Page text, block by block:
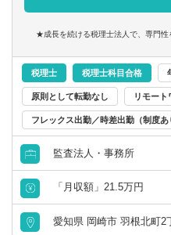
■税務チーム：20名
■20代～30代が多く、50
★成長を続ける税理士法人で、専門
税理士 税理士科目合格
原則として転勤なし リモート
フレックス出勤／時差出勤（制度あ
監査法人・事務所
「月収額」21.5万円
愛知県 岡崎市 羽根北町2